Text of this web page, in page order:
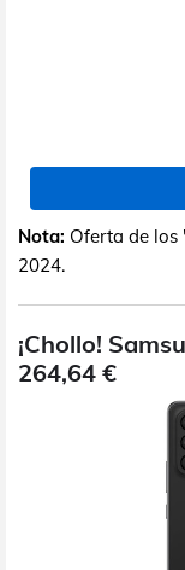
Nota: Oferta de los
2024.
¡Chollo!
264,64 €